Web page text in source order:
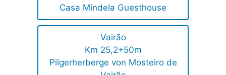
Casa Mindela Guesthouse
Vairão
Km 25,2+50m
Pilgerherberge von Mosteiro de